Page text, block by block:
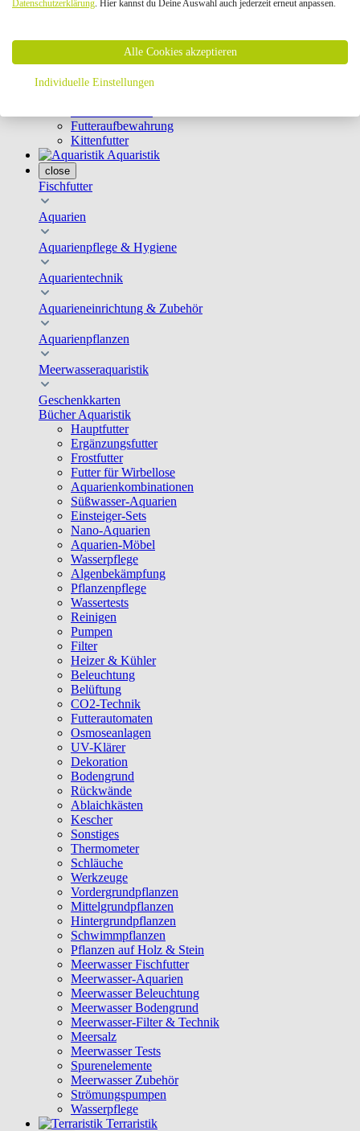
Geschirre & Leinen
Schutznetze
Kippfensterschutz
Katzenkameras
Futternäpfe
Futteraufbewahrung
Kittenfutter
Aquaristik
close
Fischfutter
Aquarien
Aquarienpflege & Hygiene
Aquarientechnik
Aquarieneinrichtung & Zubehör
Aquarienpflanzen
Meerwasseraquaristik
Geschenkkarten
Bücher Aquaristik
Hauptfutter
Ergänzungsfutter
Frostfutter
Futter für Wirbellose
Aquarienkombinationen
Süßwasser-Aquarien
Einsteiger-Sets
Nano-Aquarien
Aquarien-Möbel
Wasserpflege
Algenbekämpfung
Pflanzenpflege
Wassertests
Reinigen
Pumpen
Filter
Heizer & Kühler
Beleuchtung
Belüftung
CO2-Technik
Futterautomaten
Osmoseanlagen
UV-Klärer
Dekoration
Bodengrund
Rückwände
Ablaichkästen
Kescher
Sonstiges
Thermometer
Schläuche
Werkzeuge
Vordergrundpflanzen
Mittelgrundpflanzen
Hintergrundpflanzen
Schwimmpflanzen
Pflanzen auf Holz & Stein
Meerwasser Fischfutter
Meerwasser-Aquarien
Meerwasser Beleuchtung
Meerwasser Bodengrund
Meerwasser-Filter & Technik
Meersalz
Meerwasser Tests
Spurenelemente
Meerwasser Zubehör
Strömungspumpen
Wasserpflege
Terraristik
Datenschutzerklärung. Hier kannst du Deine Auswahl auch jederzeit erneut anpassen.
Alle Cookies akzeptieren
Individuelle Einstellungen